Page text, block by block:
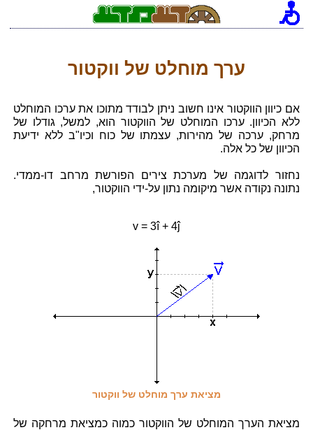
ערך מוחלט של ווקטור
אם כיוון הווקטור אינו חשוב ניתן לבודד מתוכו את ערכו המוחלט
ללא הכיוון. ערכו המוחלט של הווקטור הוא, למשל, גודלו של
מרחק, ערכה של מהירות, עצמתו של כוח וכיו"ב ללא ידיעת
הכיוון של כל אלה.
נחזור לדוגמה של מערכת צירים הפורשת מרחב דו-ממדי.
נתונה נקודה אשר מיקומה נתון על-ידי הווקטור,
v = 3î + 4ĵ
מציאת ערך מוחלט של ווקטור
מציאת הערך המוחלט של הווקטור כמוה כמציאת מרחקה של